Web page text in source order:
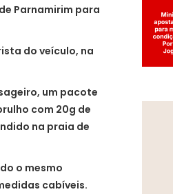
Parnamirim para
do veículo, na
um pacote
com 20g de
na praia de
o mesmo
cabíveis.